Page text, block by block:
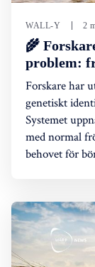
WALL-Y 2
🌾
problem:
Forskare har
genetiskt
Systemet
med normal
behovet för